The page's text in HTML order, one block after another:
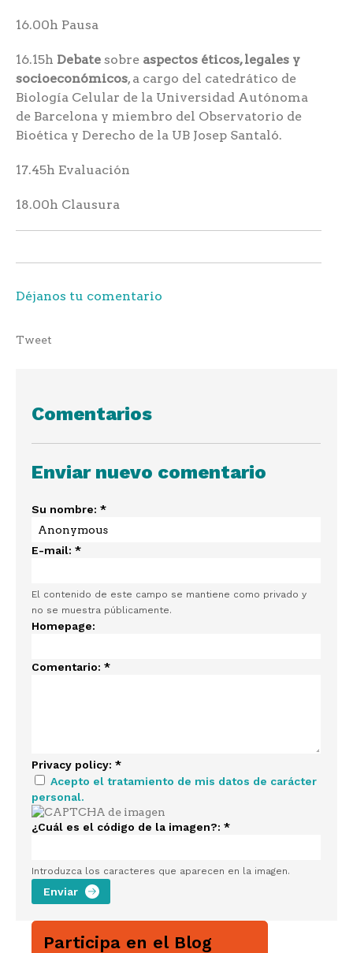
16.00h Pausa
16.15h Debate sobre aspectos éticos, legales y
socioeconómicos, a cargo del catedrático de
Biología Celular de la Universidad Autónoma
de Barcelona y miembro del Observatorio de
Bioética y Derecho de la UB Josep Santaló.
17.45h Evaluación
18.00h Clausura
Déjanos tu comentario
Tweet
Comentarios
Enviar nuevo comentario
Su nombre: *
E-mail: *
El contenido de este campo se mantiene como privado y
no se muestra públicamente.
Homepage:
Comentario: *
Privacy policy: *
Acepto el tratamiento de mis datos de carácter
personal.
¿Cuál es el código de la imagen?: *
Introduzca los caracteres que aparecen en la imagen.
Participa en el Blog